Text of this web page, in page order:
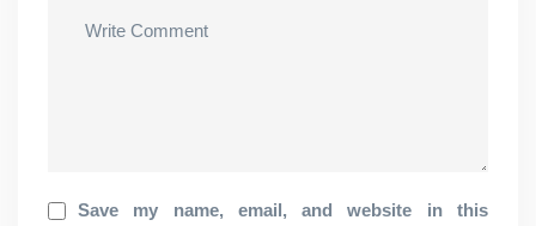
Save my name, email, and website in this